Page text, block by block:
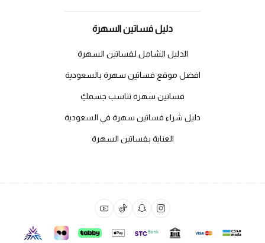
دليل فساتين السهرة
الدليل الشامل لفساتين السهرة
افضل موقع فساتين سهرة بالسعودية
فساتين سهرة تناسب جسمكِ
دليل شراء فساتين سهرة في السعودية
العناية بفساتين السهرة